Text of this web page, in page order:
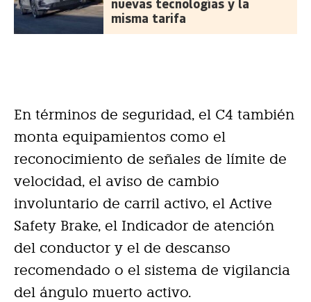
nuevas tecnologías y la
misma tarifa
En términos de seguridad, el C4 también
monta equipamientos como el
reconocimiento de señales de límite de
velocidad, el aviso de cambio
involuntario de carril activo, el Active
Safety Brake, el Indicador de atención
del conductor y el de descanso
recomendado o el sistema de vigilancia
del ángulo muerto activo.